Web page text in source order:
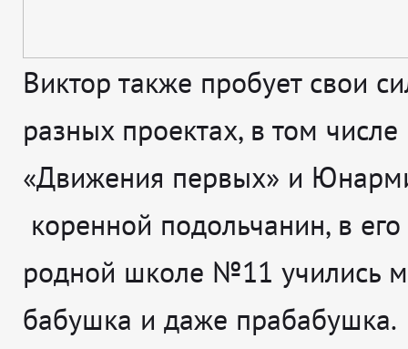
Виктор также пробует свои
разных проектах, в том числе
«Движения первых» и
коренной подольчанин, в его
родной школе №11 учились
бабушка и даже прабабушка.